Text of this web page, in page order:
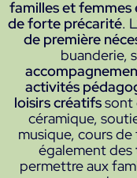
familles et femmes
de forte précarité.
de première
buanderie,
activités
loisirs créatifssont
céramique,
musique, cours
également des
permettre aux